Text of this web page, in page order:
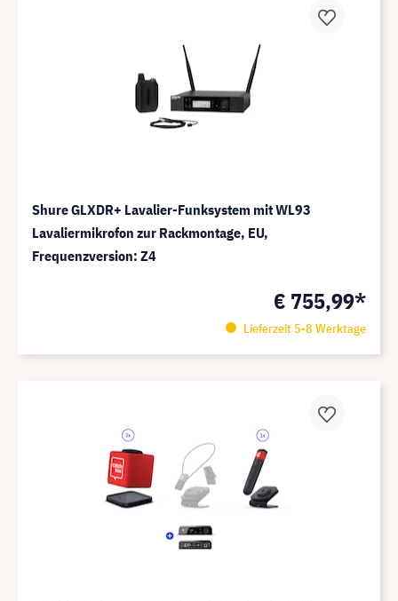
Shure GLXDR+ Lavalier-Funksystem mit WL93
Lavaliermikrofon zur Rackmontage, EU,
Frequenzversion: Z4
€ 755,99*
Lieferzeit 5-8 Werktage